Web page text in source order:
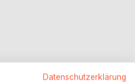
Datenschutzerklärung